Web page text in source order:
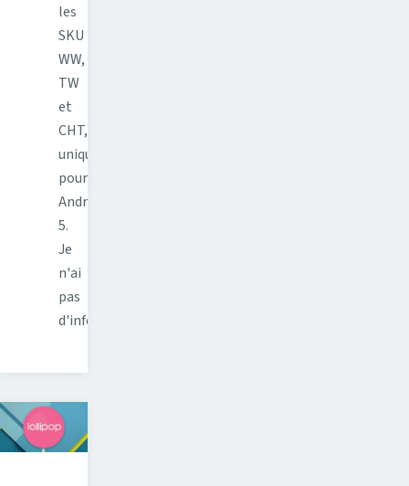
les
SKU
WW,
TW
et
CHT,
uniquement
pour
Android
5.
Je
n'ai
pas
d'informations…